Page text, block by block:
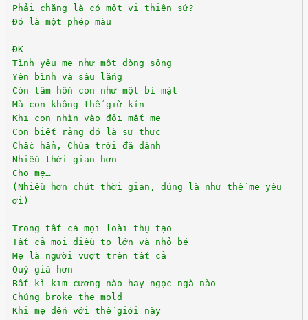
Phải chăng là có một vị thiên sứ?
Đó là một phép màu
ĐK
Tình yêu mẹ như một dòng sông
Yên bình và sâu lắng
Còn tâm hồn con như một bí mật
Mà con không thể giữ kín
Khi con nhìn vào đôi mắt mẹ
Con biết rằng đó là sự thực
Chắc hẳn, Chúa trời đã dành
Nhiều thời gian hơn
Cho mẹ…
(Nhiều hơn chút thời gian, đúng là như thế mẹ yêu
ơi)
Trong tất cả mọi loài thụ tạo
Tất cả mọi điều to lớn và nhỏ bé
Mẹ là người vượt trên tất cả
Quý giá hơn
Bất kì kim cương nào hay ngọc ngà nào
Chúng broke the mold
Khi mẹ đến với thế giới này